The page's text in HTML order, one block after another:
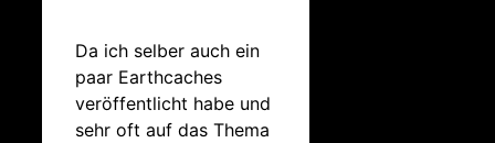
Da ich selber auch ein
paar Earthcaches
veröffentlicht habe und
sehr oft auf das Thema